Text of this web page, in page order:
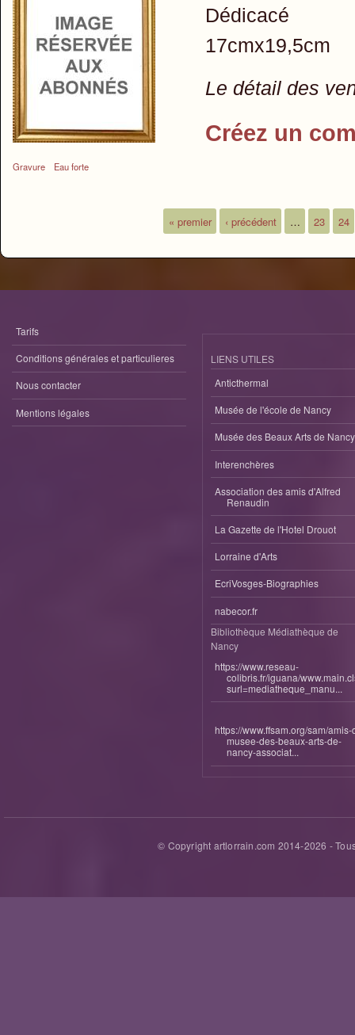
Gravure Eau forte
Dédicacé
17cmx19,5cm
Le détail des
Créez un
« premier ‹ précédent … 23 24
Tarifs
Conditions générales et particulieres
Nous contacter
Mentions légales
LIENS UTILES
Anticthermal
Musée de l'école de Nancy
Musée des Beaux Arts de Nancy
Interenchères
Association des amis d'Alfred
Renaudin
La Gazette de l'Hotel Drouot
Lorraine d'Arts
EcriVosges-Biographies
nabecor.fr
Bibliothèque Médiathèque de
Nancy
https://www.reseau-
colibris.fr/iguana/
surl=mediatheque_manu...
https://www.ffsam.org/sam/amis-
musee-des-beaux-arts-de-
nancy-associat...
© Copyright artlorrain.com 2014-2026 -